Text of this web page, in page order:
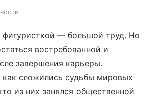
фигуристкой — большой труд. Но
востребованной и
завершения карьеры.
как сложились судьбы мировых
из них занялся общественной